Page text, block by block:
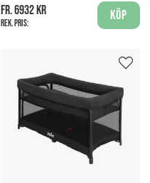
fr. 6932 kr
Rek. pris:
Köp